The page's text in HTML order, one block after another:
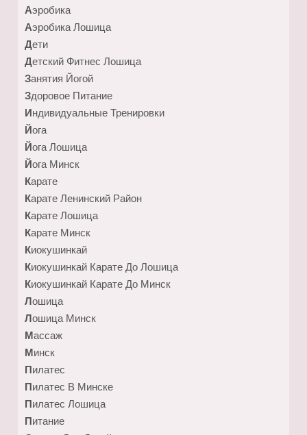
Аэробика
Аэробика Лошица
Дети
Детский Фитнес Лошица
Занятия Йогой
Здоровое Питание
Индивидуальные Тренировки
Йога
Йога Лошица
Йога Минск
Карате
Карате Ленинский Район
Карате Лошица
Карате Минск
Киокушинкай
Киокушинкай Карате До Лошица
Киокушинкай Карате До Минск
Лошица
Лошица Минск
Массаж
Минск
Пилатес
Пилатес В Минске
Пилатес Лошица
Питание